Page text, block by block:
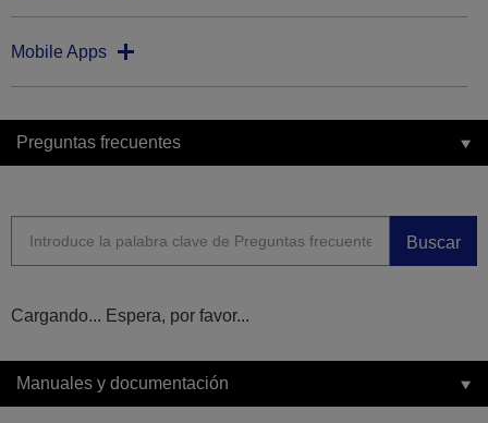
Mobile Apps
Preguntas frecuentes
Buscar
Cargando... Espera, por favor...
Manuales y documentación